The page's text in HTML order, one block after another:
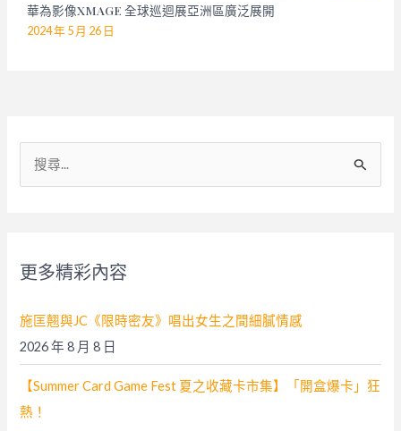
華為影像XMAGE 全球巡迴展亞洲區廣泛展開
2024 年 5 月 26 日
:
更多精彩內容
施匡翹與JC《限時密友》唱出女生之間細膩情感
2026 年 8 月 8 日
【Summer Card Game Fest 夏之收藏卡市集】「開盒爆卡」狂
熱！